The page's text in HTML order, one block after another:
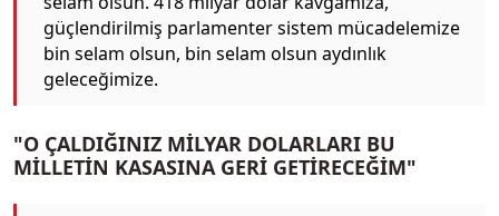
güçlendirilmiş parlamenter sistem mücadelemize
bin selam olsun, bin selam olsun aydınlık
geleceğimize.
"O ÇALDIĞINIZ MİLYAR DOLARLARI BU
MİLLETİN KASASINA GERİ GETİRECEĞİM"